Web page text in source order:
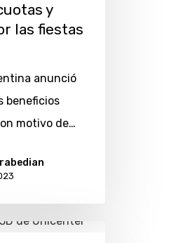
y
las fiestas
anunció
beneficios
motivo de…